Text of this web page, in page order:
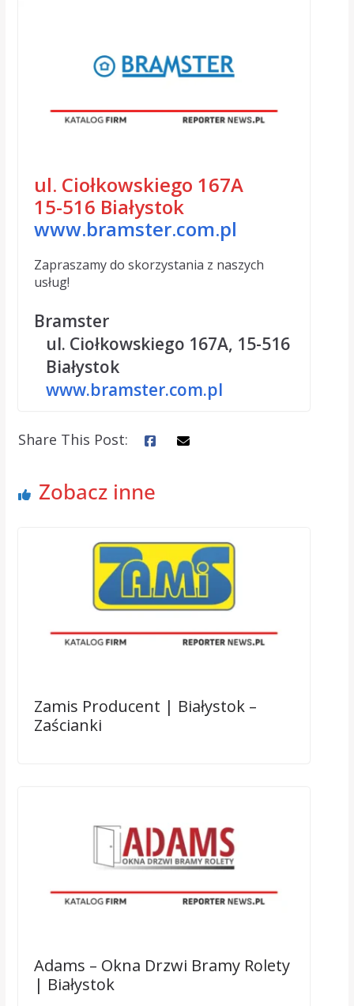
ul. Ciołkowskiego 167A
15-516 Białystok
www.bramster.com.pl
Zapraszamy do skorzystania z naszych
usług!
Bramster
ul. Ciołkowskiego 167A, 15-516
Białystok
www.bramster.com.pl
Share This Post:
Zobacz inne
Zamis Producent | Białystok –
Zaścianki
Adams – Okna Drzwi Bramy Rolety
| Białystok